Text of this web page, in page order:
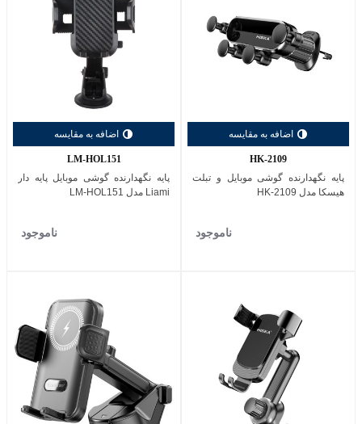
اضافه به مقایسه
HK-2109
پایه نگهدارنده گوشی موبایل و تبلت
هیسکا مدل HK-2109
ناموجود
اضافه به مقایسه
LM-HOL151
پایه نگهدارنده گوشی موبایل پایه دار
Liami مدل LM-HOL151
ناموجود